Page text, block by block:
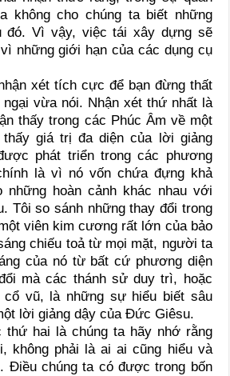
không cho chúng ta biết những
đó. Vì vậy, việc tái xây dựng sẽ
những giới hạn của các dụng cụ
xét tích cực để bạn đừng thất
vừa nói. Nhận xét thứ nhất là
thấy trong các Phúc Âm về một
giá trị đa diện của lời giảng
phát triển trong các phương
là vì nó vốn chứa đựng khả
những hoàn cảnh khác nhau với
Tôi so sánh những thay đổi trong
viên kim cương rất lớn của bảo
chiếu toả từ mọi mặt, người ta
của nó từ bất cứ phương diện
mà các thánh sử duy trì, hoặc
cổ vũ, là những sự hiểu biết sâu
lời giảng dậy của Đức Giêsu.
thứ hai là chúng ta hãy nhớ rằng
không phải là ai ai cũng hiểu và
Điều chúng ta có được trong bốn